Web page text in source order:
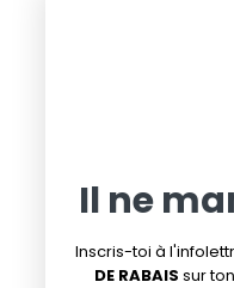
Il ne
Inscris-toi à
DE RABAIS sur